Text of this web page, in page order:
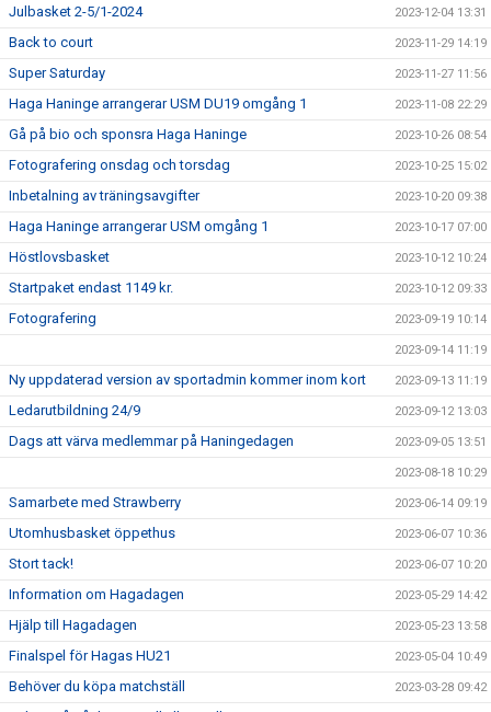
Julbasket 2-5/1-2024 2023-12-04 13:31
Back to court 2023-11-29 14:19
Super Saturday 2023-11-27 11:56
Haga Haninge arrangerar USM DU19 omgång 1 2023-11-08 22:29
Gå på bio och sponsra Haga Haninge 2023-10-26 08:54
Fotografering onsdag och torsdag 2023-10-25 15:02
Inbetalning av träningsavgifter 2023-10-20 09:38
Haga Haninge arrangerar USM omgång 1 2023-10-17 07:00
Höstlovsbasket 2023-10-12 10:24
Startpaket endast 1149 kr. 2023-10-12 09:33
Fotografering 2023-09-19 10:14
2023-09-14 11:19
Ny uppdaterad version av sportadmin kommer inom kort 2023-09-13 11:19
Ledarutbildning 24/9 2023-09-12 13:03
Dags att värva medlemmar på Haningedagen 2023-09-05 13:51
2023-08-18 10:29
Samarbete med Strawberry 2023-06-14 09:19
Utomhusbasket öppethus 2023-06-07 10:36
Stort tack! 2023-06-07 10:20
Information om Hagadagen 2023-05-29 14:42
Hjälp till Hagadagen 2023-05-23 13:58
Finalspel för Hagas HU21 2023-05-04 10:49
Behöver du köpa matchställ 2023-03-28 09:42